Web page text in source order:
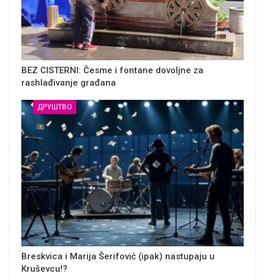
BEZ CISTERNI: Česme i fontane dovoljne za
rashlađivanje građana
ДРУШТВО
Breskvica i Marija Šerifović (ipak) nastupaju u
Kruševcu!?